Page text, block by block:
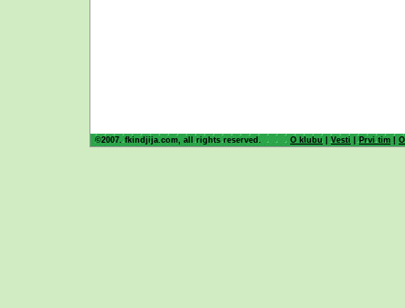
©2007. fkindjija.com, all rights reserved. O klubu |Vesti | Prvi tim |